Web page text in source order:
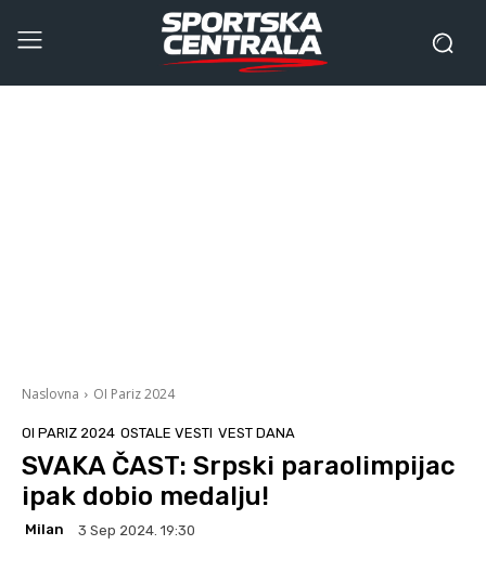
Naslovna OI Pariz 2024
OI PARIZ 2024 OSTALE VESTI VEST DANA
SVAKA ČAST: Srpski paraolimpijac
ipak dobio medalju!
Milan 3 Sep 2024. 19:30